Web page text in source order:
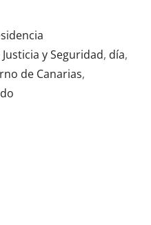
y Seguridad, día,
de Canarias,